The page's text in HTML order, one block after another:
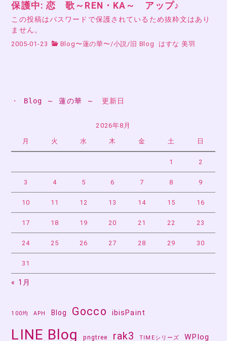
保護中: 恋 歌～REN・KA～ アップ♪
この投稿はパスワードで保護されているため抜粋文はあり
ません。
2005-01-23 Blog〜蓮の華〜 /小説 / 旧 Blog はすな 美羽
・ Blog ～ 蓮の華 ～ 更新日
2026年8月
月 火 水 木 金 土 日
1 2
3 4 5 6 7 8 9
10 11 12 13 14 15 16
17 18 19 20 21 22 23
24 25 26 27 28 29 30
31
« 1月
100均 APH Blog Gocco ibisPaint
LINE Blog pngtree rak3 TIMEシリーズ WPlog